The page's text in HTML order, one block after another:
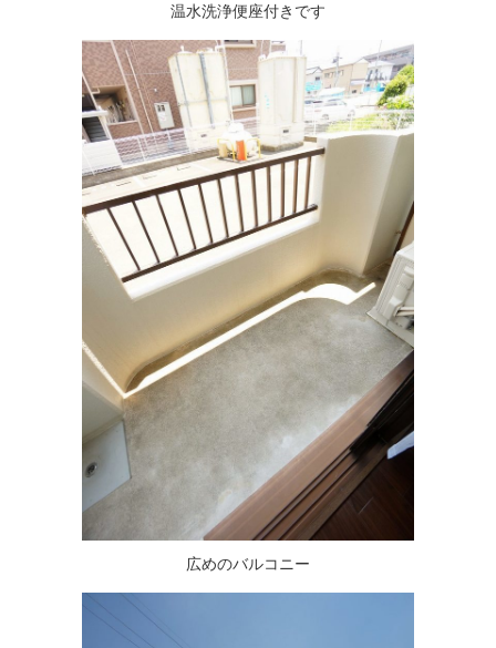
温水洗浄便座付きです
広めのバルコニー